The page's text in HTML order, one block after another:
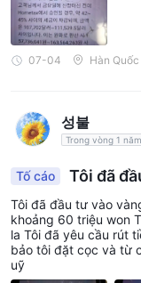
07-04 Hàn Quốc
성불
Trong vòng 1 năm
Tố cáo
Tôi đã
bằng won Hàn
Tôi đã đầu tư vào
khoảng 60 triệu won
la Tôi đã yêu cầu rút
bảo tôi đặt cọc và từ
uỹ